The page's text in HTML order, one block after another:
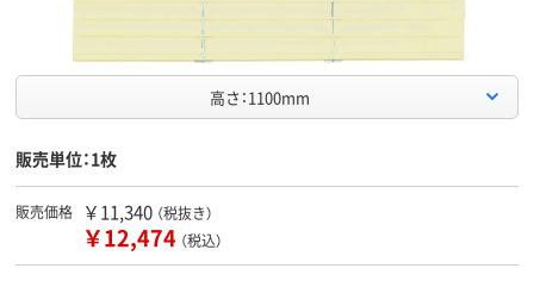
高さ：1100mm
販売単位：1枚
販売価格 ￥11,340 （税抜き）
￥12,474 （税込）